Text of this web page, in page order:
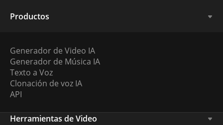
Productos
Generador de Video IA
Generador de Música IA
Texto a Voz
Clonación de voz IA
API
Herramientas de Video